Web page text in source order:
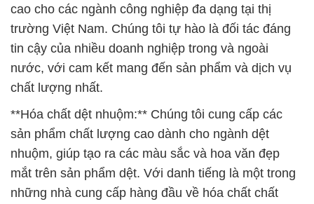
cao cho các ngành công nghiệp đa dạng tại thị
trường Việt Nam. Chúng tôi tự hào là đối tác đáng
tin cậy của nhiều doanh nghiệp trong và ngoài
nước, với cam kết mang đến sản phẩm và dịch vụ
chất lượng nhất.
**Hóa chất dệt nhuộm:** Chúng tôi cung cấp các
sản phẩm chất lượng cao dành cho ngành dệt
nhuộm, giúp tạo ra các màu sắc và hoa văn đẹp
mắt trên sản phẩm dệt. Với danh tiếng là một trong
những nhà cung cấp hàng đầu về hóa chất chất